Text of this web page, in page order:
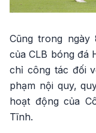
Cũng trong
của CLB bóng đá
chỉ công tác đối
phạm nội quy,
hoạt động của
Tĩnh.